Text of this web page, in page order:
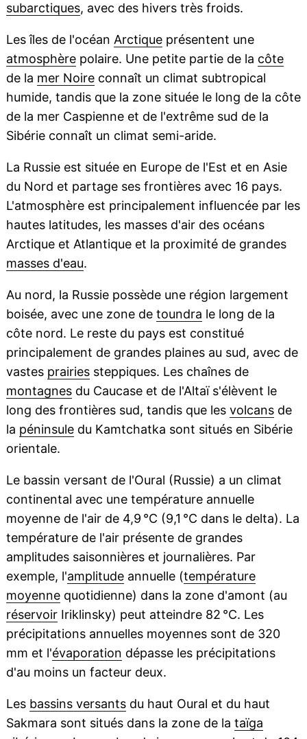
subarctiques, avec des hivers très froids.
Les îles de l'océan Arctiqueprésentent une
atmosphèrepolaire. Une petite partie de la côte
de la mer Noireconnaît un climat subtropical
humide, tandis que la zone située le long de la côte
de la mer Caspienne et de l'extrême sud de la
Sibérie connaît un climat semi-aride.
La Russie est située en Europe de l'Est et en Asie
du Nord et partage ses frontières avec 16 pays.
L'atmosphère est principalement influencée par les
hautes latitudes, les masses d'air des océans
Arctique et Atlantique et la proximité de grandes
masses d'eau.
Au nord, la Russie possède une région largement
boisée, avec une zone de toundra le long de la
côte nord. Le reste du pays est constitué
principalement de grandes plaines au sud, avec de
vastes prairiessteppiques. Les chaînes de
montagnesdu Caucase et de l'Altaï s'élèvent le
long des frontières sud, tandis que les volcansde
la péninsuledu Kamtchatka sont situés en Sibérie
orientale.
Le bassin versant de l'Oural (Russie) a un climat
continental avec une température annuelle
moyenne de l'air de 4,9 °C (9,1 °C dans le delta). La
température de l'air présente de grandes
amplitudes saisonnières et journalières. Par
exemple, l'amplitudeannuelle (température
moyennequotidienne) dans la zone d'amont (au
réservoirIriklinsky) peut atteindre 82 °C. Les
précipitations annuelles moyennes sont de 320
mm et l'évaporation dépasse les précipitations
d'au moins un facteur deux.
Les bassins versantsdu haut Oural et du haut
Sakmara sont situés dans la zone de la taïga